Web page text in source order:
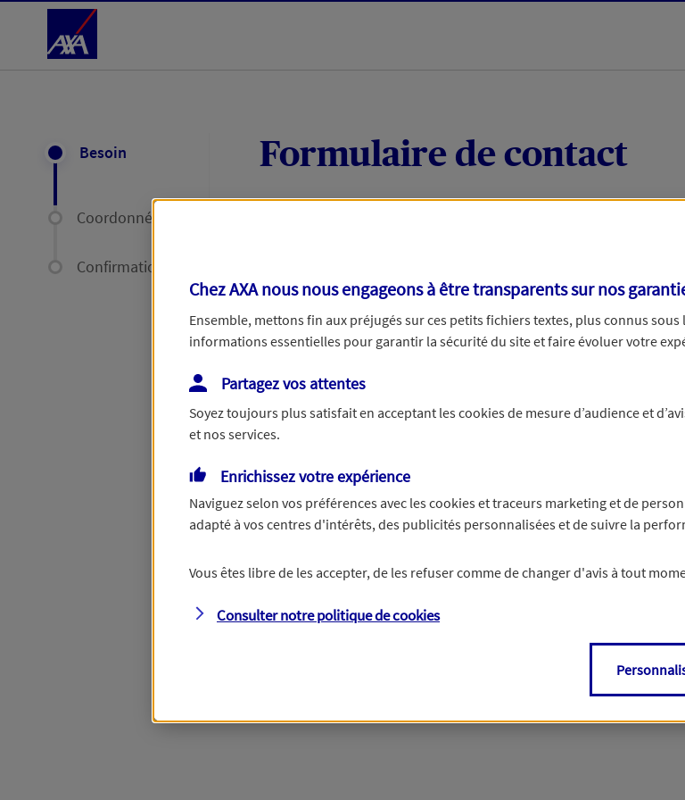
Accéder au Contenu
Besoin
Coordonnées
Confirmation
Formulaire de contact
Votre message :
Vous disposez de droits sur les informations vous concernant. Pour plus
Chez AXA nous nous engageons à être transparents sur nos
Ensemble, mettons fin aux préjugés sur ces petits fichiers textes, plus connus sous
informations essentielles pour garantir la sécurité du site et faire évoluer votre
Partagez vos attentes
Soyez toujours plus satisfait en acceptant lescookiesde mesure d’audience et
et nos services.
Enrichissez votre expérience
Naviguez selon vos préférences avec lescookies et traceurs marketing et de
adapté à vos centres d'intérêts, des publicités personnalisées et de suivre la
Vous êtes libre de les accepter, de les refuser comme de changer d'avis à tout
Consulter notre politique decookies